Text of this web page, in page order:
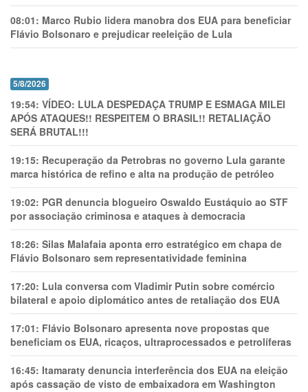
08:01: Marco Rubio lidera manobra dos EUA para beneficiar
Flávio Bolsonaro e prejudicar reeleição de Lula
5/8/2026
19:54: VÍDEO: LULA DESPEDAÇA TRUMP E ESMAGA MILEI
APÓS ATAQUES!! RESPEITEM O BRASIL!! RETALIAÇÃO
SERÁ BRUTAL!!!
19:15: Recuperação da Petrobras no governo Lula garante
marca histórica de refino e alta na produção de petróleo
19:02: PGR denuncia blogueiro Oswaldo Eustáquio ao STF
por associação criminosa e ataques à democracia
18:26: Silas Malafaia aponta erro estratégico em chapa de
Flávio Bolsonaro sem representatividade feminina
17:20: Lula conversa com Vladimir Putin sobre comércio
bilateral e apoio diplomático antes de retaliação dos EUA
17:01: Flávio Bolsonaro apresenta nove propostas que
beneficiam os EUA, ricaços, ultraprocessados e petrolíferas
16:45: Itamaraty denuncia interferência dos EUA na eleição
após cassação de visto de embaixadora em Washington